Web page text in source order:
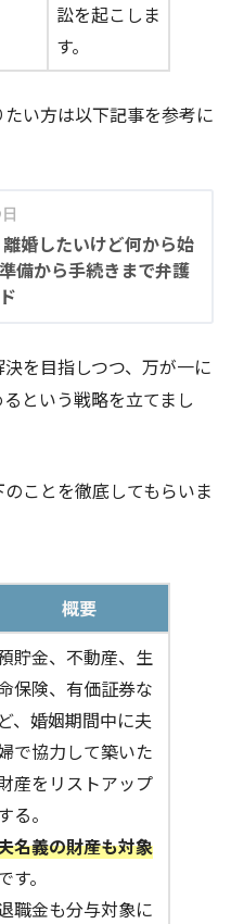
訟を起こしま
す。
い方は以下記事を参考に
離婚したいけど何から始
備から手続きまで弁護
を目指しつつ、万が一に
という戦略を立てまし
ことを徹底してもらいま
概要
貯金、不動産、生
保険、有価証券な
ど、婚姻期間中に夫
で協力して築いた
産をリストアップ
る。
名義の財産も対象
す。
職金も分与対象に